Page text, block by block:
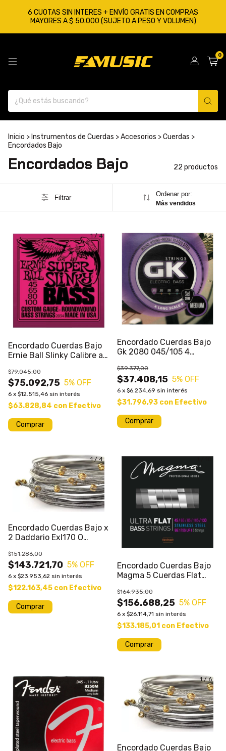
6 CUOTAS SIN INTERES + ENVÍO GRATIS EN COMPRAS
MAYORES A $ 50.000 (SUJETO A PESO Y VOLUMEN)
0
Inicio > Instrumentos de Cuerdas >Accesorios >Cuerdas >
Encordados Bajo
Encordados Bajo 22 productos
Filtrar Ordenar por:
Más vendidos
1/4
Encordado Cuerdas Bajo
Ernie Ball Slinky Calibre a
$75.092,75
$79.045,00
5% OFF
6 x $12.515,46 sin interés
$63.828,84 con Efectivo
Comprar
1 /2
Encordado Cuerdas Bajo
Gk 2080 045/105 4
$37.408,15
$39.377,00
5% OFF
6 x $6.234,69 sin interés
$31.796,93 con Efectivo
Comprar
1/4
Encordado Cuerdas Bajo x
2 Daddario Exl170 O
$143.721,70
$151.286,00
5% OFF
6 x $23.953,62 sin interés
$122.163,45 con Efectivo
Comprar
1/10
Encordado Cuerdas Bajo
Magma 5 Cuerdas Flat
$156.688,25
$164.935,00
5% OFF
6 x $26.114,71 sin interés
$133.185,01 con Efectivo
Comprar
1/2 1/6
Encordado Cuerdas Bajo